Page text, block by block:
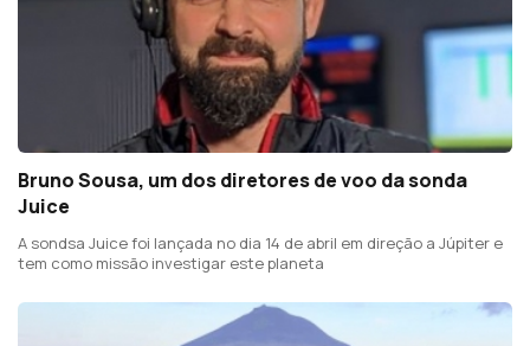
Bruno Sousa, um dos diretores de voo da sonda
Juice
A sondsa Juice foi lançada no dia 14 de abril em direção a Júpiter e
tem como missão investigar este planeta